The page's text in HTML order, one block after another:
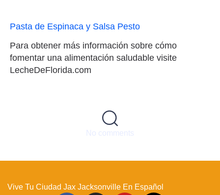
Pasta de Espinaca y Salsa Pesto
Para obtener más información sobre cómo
fomentar una alimentación saludable visite
LecheDeFlorida.com
No comments
Vive Tu Ciudad Jax Jacksonville En Español